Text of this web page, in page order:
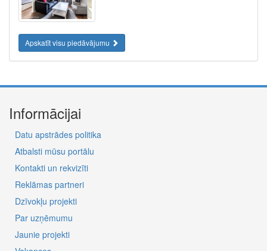
Apskatīt visu piedāvājumu
Informācijai
Datu apstrādes politika
Atbalsti mūsu portālu
Kontakti un rekvizīti
Reklāmas partneri
Dzīvokļu projekti
Par uzņēmumu
Jaunie projekti